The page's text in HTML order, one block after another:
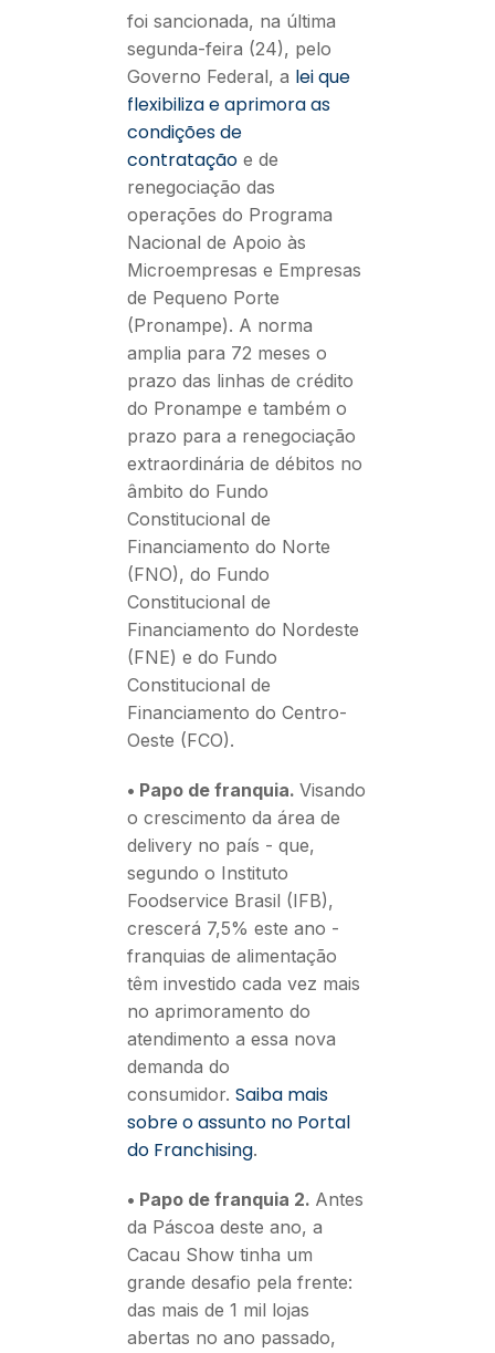
foi sancionada, na última
segunda-feira (24), pelo
Governo Federal, a lei que
flexibiliza e aprimora as
condições de
contratação e de
renegociação das
operações do Programa
Nacional de Apoio às
Microempresas e Empresas
de Pequeno Porte
(Pronampe). A norma
amplia para 72 meses o
prazo das linhas de crédito
do Pronampe e também o
prazo para a renegociação
extraordinária de débitos no
âmbito do Fundo
Constitucional de
Financiamento do Norte
(FNO), do Fundo
Constitucional de
Financiamento do Nordeste
(FNE) e do Fundo
Constitucional de
Financiamento do Centro-
Oeste (FCO).
• Papo de franquia. Visando
o crescimento da área de
delivery no país - que,
segundo o Instituto
Foodservice Brasil (IFB),
crescerá 7,5% este ano -
franquias de alimentação
têm investido cada vez mais
no aprimoramento do
atendimento a essa nova
demanda do
consumidor. Saiba mais
sobre o assunto no Portal
do Franchising.
• Papo de franquia 2. Antes
da Páscoa deste ano, a
Cacau Show tinha um
grande desafio pela frente:
das mais de 1 mil lojas
abertas no ano passado,